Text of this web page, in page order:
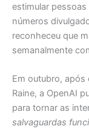
estimular
números
reconheceu que
semanalmente
Em outubro, após
Raine, a OpenAI
para tornar as
salvaguardas